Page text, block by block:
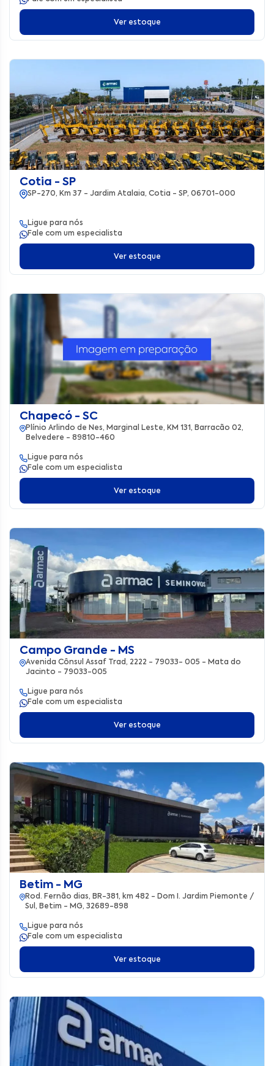
Ver estoque
Cotia - SP
SP-270, Km 37 - Jardim Atalaia, Cotia - SP, 06701-000
Ligue para nós
Fale com um especialista
Ver estoque
Chapecó - SC
Plínio Arlindo de Nes, Marginal Leste, KM 131, Barracão 02,
Belvedere - 89810-460
Ligue para nós
Fale com um especialista
Ver estoque
Campo Grande - MS
Avenida Cônsul Assaf Trad, 2222 - 79033- 005 - Mata do
Jacinto - 79033-005
Ligue para nós
Fale com um especialista
Ver estoque
Betim - MG
Rod. Fernão dias, BR-381, km 482 - Dom I. Jardim Piemonte /
Sul, Betim - MG, 32689-898
Ligue para nós
Fale com um especialista
Ver estoque